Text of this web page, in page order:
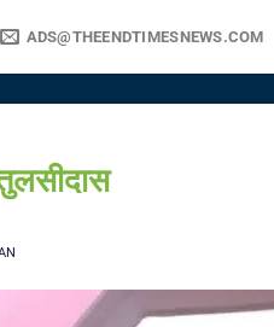
ADS@THEENDTIMESNEWS.COM